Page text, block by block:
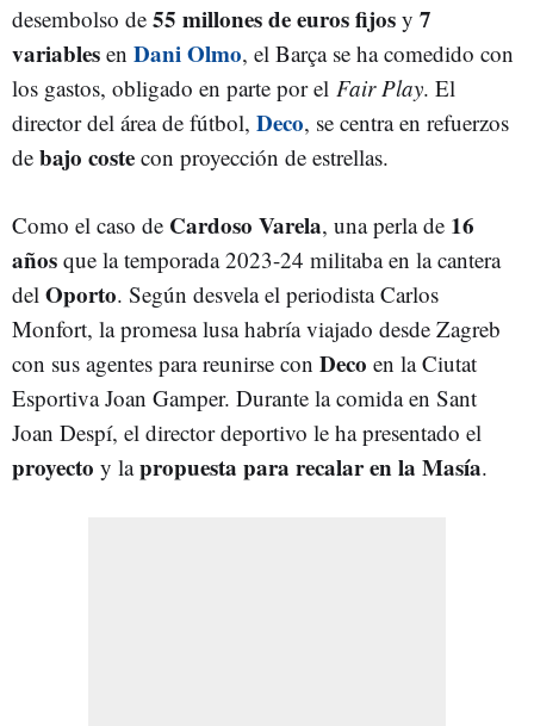
desembolso de 55 millones de euros fijos y 7
variables en Dani Olmo, el Barça se ha comedido con
los gastos, obligado en parte por el Fair Play. El
director del área de fútbol, Deco, se centra en refuerzos
de bajo coste con proyección de estrellas.
Como el caso de Cardoso Varela, una perla de 16
años que la temporada 2023-24 militaba en la cantera
del Oporto. Según desvela el periodista Carlos
Monfort, la promesa lusa habría viajado desde Zagreb
con sus agentes para reunirse con Deco en la Ciutat
Esportiva Joan Gamper. Durante la comida en Sant
Joan Despí, el director deportivo le ha presentado el
proyecto y lapropuesta para recalar en la Masía.